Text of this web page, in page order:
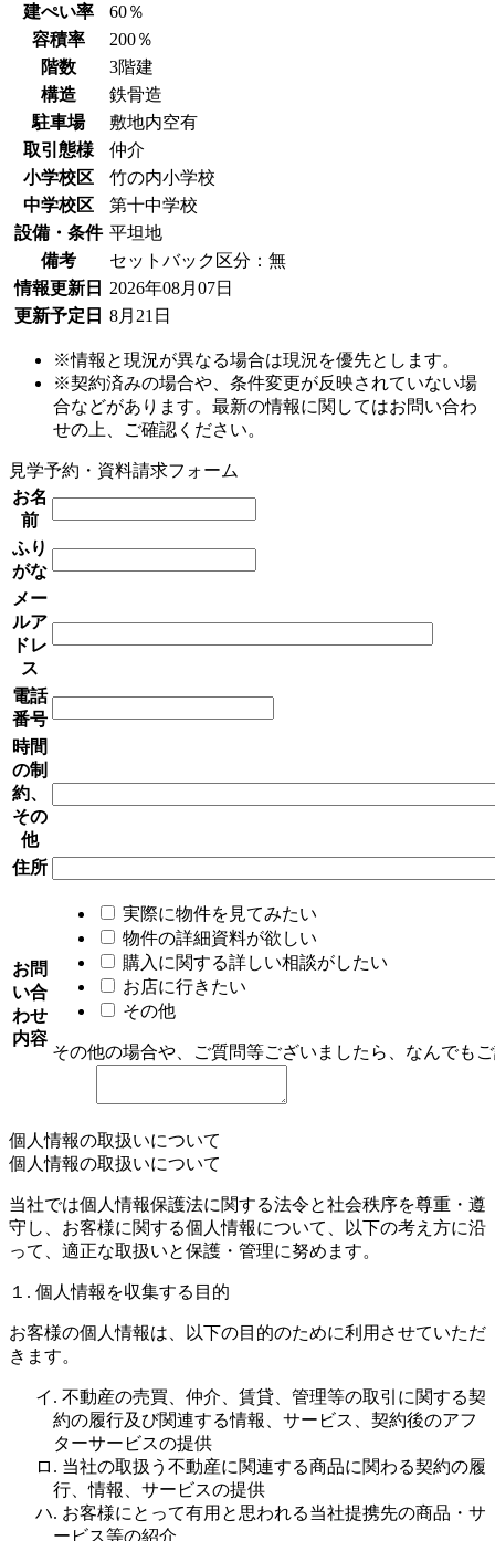
建ぺい率
60％
容積率
200％
階数
3階建
構造
鉄骨造
駐車場
敷地内空有
取引態様
仲介
小学校区
竹の内小学校
中学校区
第十中学校
設備・条件 平坦地
備考
セットバック区分：無
情報更新日
2026年08月07日
更新予定日 8月21日
※情報と現況が異なる場合は現況を優先とします。
※契約済みの場合や、条件変更が反映されていない場
合などがあります。最新の情報に関してはお問い合わ
せの上、ご確認ください。
見学予約・資料請求フォーム
お名
前
ふり
がな
メー
ルア
ドレ
ス
電話
番号
時間
の制
約、
その
他
住所
お問
い合
わせ
内容
実際に物件を見てみたい
物件の詳細資料が欲しい
購入に関する詳しい相談がしたい
お店に行きたい
その他
その他の場合や、ご質問等ございましたら、なんでも
個人情報の取扱いについて
個人情報の取扱いについて
当社では個人情報保護法に関する法令と社会秩序を尊重・遵
守し、お客様に関する個人情報について、以下の考え方に沿
って、適正な取扱いと保護・管理に努めます。
１. 個人情報を収集する目的
お客様の個人情報は、以下の目的のために利用させていただ
きます。
イ. 不動産の売買、仲介、賃貸、管理等の取引に関する契
約の履行及び関連する情報、サービス、契約後のアフ
ターサービスの提供
ロ. 当社の取扱う不動産に関連する商品に関わる契約の履
行、情報、サービスの提供
ハ. お客様にとって有用と思われる当社提携先の商品・サ
ービス等の紹介